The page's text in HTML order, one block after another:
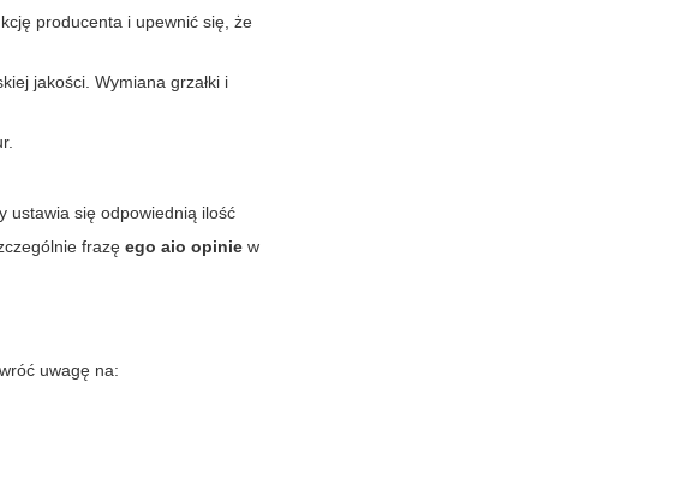
producenta i upewnić się, że
jakości. Wymiana grzałki i
ustawia się odpowiednią ilość
frazęego aio opinie w
uwagę na: